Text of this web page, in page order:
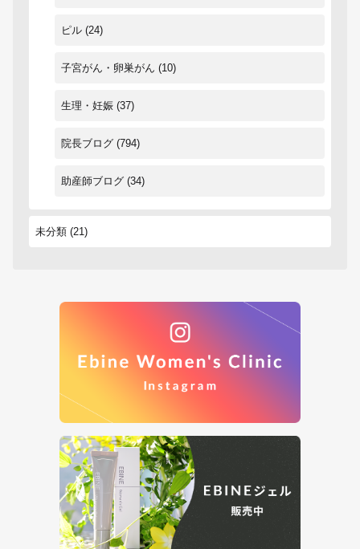
ピル (24)
子宮がん・卵巣がん (10)
生理・妊娠 (37)
院長ブログ (794)
助産師ブログ (34)
未分類 (21)